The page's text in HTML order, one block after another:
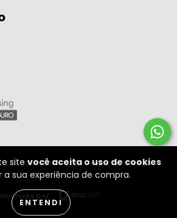
sitevocê aceita o uso de cookies
a sua experiência de compra.
ENTENDI
- 2026. Todos os direitos
por: